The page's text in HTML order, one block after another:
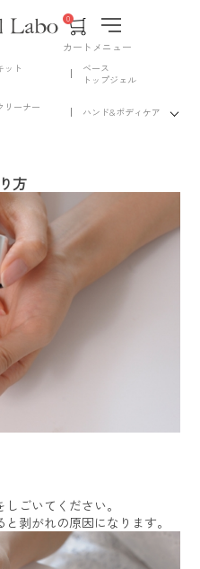
カート
0
メニュー
ット
ベース
トップジェル
リーナー
ハンド&ボディケア
方
ごいてください。
剥がれの原因になります。